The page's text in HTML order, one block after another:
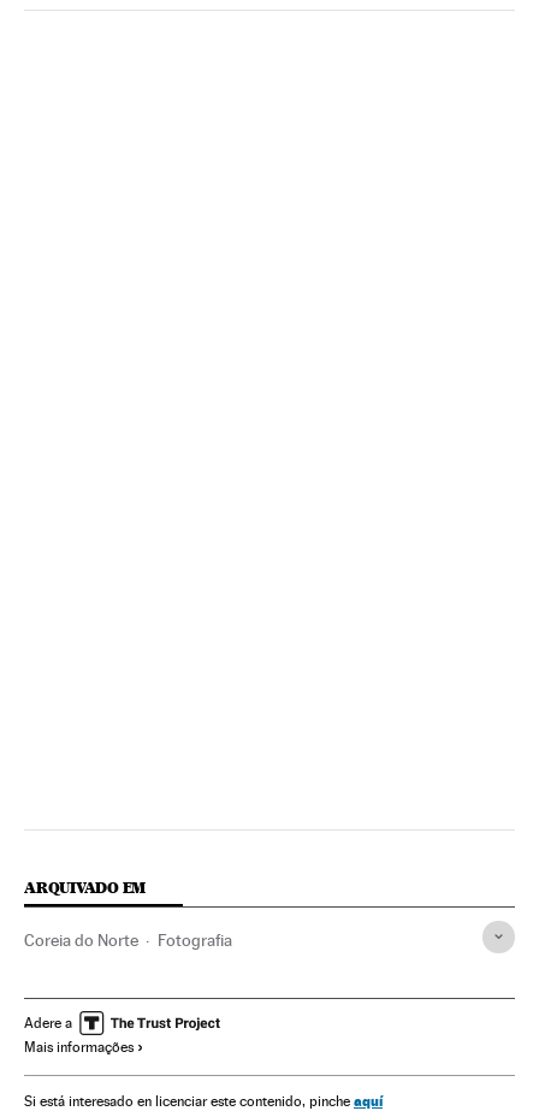
ARQUIVADO EM
Coreia do Norte Fotografia
Adere a
Mais informações
Si está interesado en licenciar este contenido, pinche aquí